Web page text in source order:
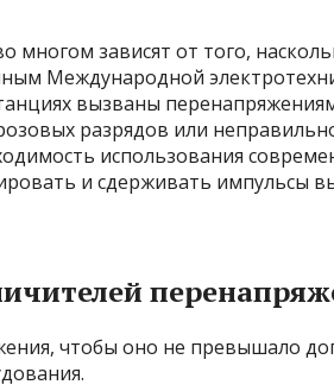
многом зависят от того,
Международной
вызваны
разрядов или
использования
и сдерживать импульсы
чтобы оно не превышало